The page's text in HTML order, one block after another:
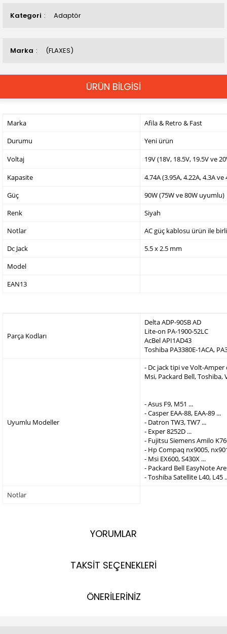
Kategori Adaptör
Marka (FLAXES)
ÜRÜN BİLGİSİ
Marka
Afila & Retro & Fast
Durumu
Yeni ürün
Voltaj
19V (18V, 18.5V, 19.5V ve
Kapasite
4.74A (3.95A, 4.22A, 4.3A
Güç
90W (75W ve 80W uyumlu)
Renk
Siyah
Notlar
AC güç kablosu ürün ile
Dc Jack
5.5 x 2.5 mm
Model
EAN13
Parça Kodları
Delta ADP-90SB AD
Lite-on PA-1900-52LC
AcBel API1AD43
Toshiba PA3380E-1ACA,
Uyumlu Modeller
- Dc jack tipi ve Volt-
Msi, Packard Bell,
- Asus F9, M51 ...
- Casper EAA-88, EAA-89 ...
- Datron TW3, TW7 ...
- Exper 8252D ...
- Fujitsu Siemens Amilo
- Hp Compaq nx9005,
- Msi EX600, S430X ...
- Packard Bell EasyNote
- Toshiba Satellite L40, L45
Notlar
YORUMLAR
TAKSİT SEÇENEKLERİ
ÖNERİLERİNİZ